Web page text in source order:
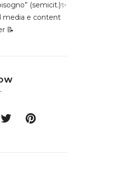
(semicit.)✨
media e content
📝